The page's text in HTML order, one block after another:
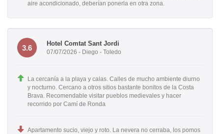
aire acondicionado, deberían ponerla en otra zona.
3.6
Hotel Comtat Sant Jordi
07/07/2026 - Diego - Toledo
La cercanía a la playa y calas. Calles de mucho ambiente diurno
y nocturno. Cercano a otros sitios bastante bonitos de la Costa
Brava. Recomendable visitar pueblos medievales y hacer
recorrido por Camí de Ronda
Apartamento sucio, viejo y roto. La nevera no cerraba, los pomos